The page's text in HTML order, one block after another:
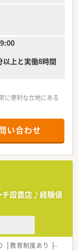
年7月時点)応需し
幅広い業務を経験す
をより良くしていき
風があり、社員一人
上と実働8時間
に便利な立地にある
です。
薬指導といった薬局
休みという週休2.5日
整っており、計画的
に腰を据えて長く
との時間を大切にし
い合わせ
チ設置店♪経験値
教育制度あり 大手チ